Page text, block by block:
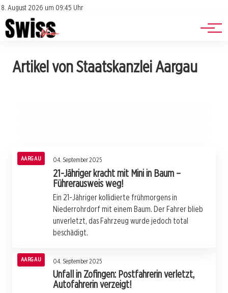
8. August 2026 um 09:45 Uhr
Impressum
Datenschutz
Jobs
Events
Artikel von Staatskanzlei Aargau
Chemische Reaktion in Rudolfstetten: Gelber
05. September 2025
Fussgängerin in Suhr von Lieferwagen
AARGAU 04. September 2025
21-Jähriger kracht mit Mini in Baum –
Führerausweis weg!
Ein 21-Jähriger kollidierte frühmorgens in
Niederrohrdorf mit einem Baum. Der Fahrer blieb
unverletzt, das Fahrzeug wurde jedoch total
beschädigt.
AARGAU 04. September 2025
Unfall in Zofingen: Postfahrerin verletzt,
Autofahrerin verzeigt!